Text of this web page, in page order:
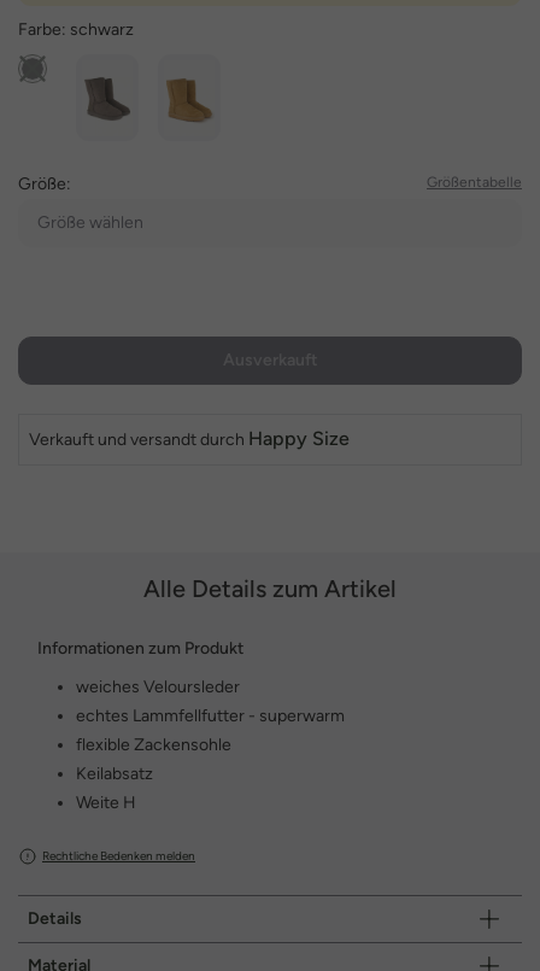
Farbe: schwarz
Größe: Größentabelle
Größe wählen
Verkauft und versandt durch Happy Size
Alle Details zum Artikel
Informationen zum Produkt
weiches Veloursleder
echtes Lammfellfutter - superwarm
flexible Zackensohle
Keilabsatz
Weite H
Rechtliche Bedenken melden
Details
Material